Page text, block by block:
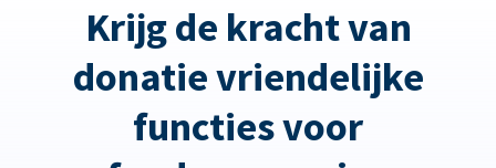
Krijg de kracht van
donatie vriendelijke
functies voor